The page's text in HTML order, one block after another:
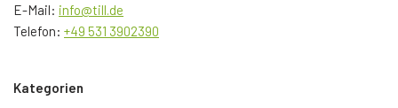
E-Mail: info@till.de
Telefon: +49 531 3902390
Kategorien